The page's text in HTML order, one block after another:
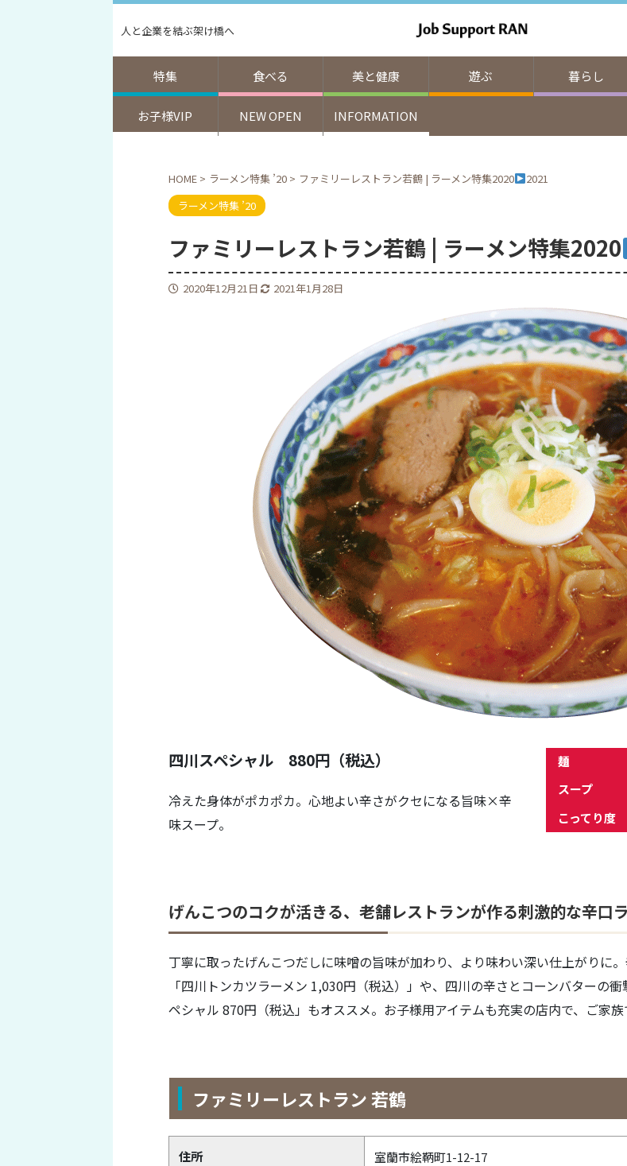
人と企業を結ぶ架け橋へ
特集 食べる 美と健康 遊ぶ 暮らし
お子様VIP NEW OPEN INFORMATION
HOME > ラーメン特集 ’20 > ファミリーレストラン若鶴 | ラーメン特集2020
2021
ラーメン特集 ’20
ファミリーレストラン若鶴 | ラーメン特集2020
2020年12月21日 2021年1月28日
四川スペシャル 880円（税込）
冷えた身体がポカポカ。心地よい辛さがクセになる旨味×辛
味スープ。
麺
スープ
こってり度
げんこつのコクが活きる、老舗レストランが作る刺激的な辛口ラ
丁寧に取ったげんこつだしに味噌の旨味が加わり、より味わい深い仕上がりに
「四川トンカツラーメン 1,030円（税込）」や、四川の辛さとコーンバターの
ペシャル 870円（税込」もオススメ。お子様用アイテムも充実の店内で、ご家族
ファミリーレストラン 若鶴
住所 室蘭市絵鞆町1-12-17